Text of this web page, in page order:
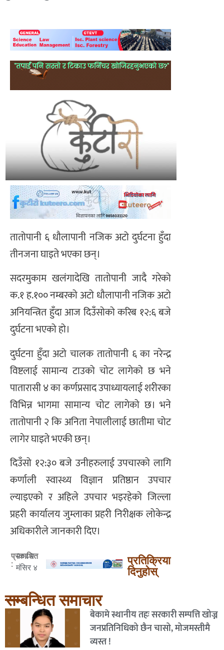
तातोपानी ६ धौलापानी नजिक अटो दुर्घटना हुँदा
तीनजना घाइते भएका छन्।
सदरमुकाम खलंगादेखि तातोपानी जादै गरेको
क.१ ह.१०० नम्बरको अटो धौलापानी नजिक अटो
अनियन्त्रित हुँदा आज दिउँसोको करिब १२:६ बजे
दुर्घटना भएको हो।
दुर्घटना हुँदा अटो चालक तातोपानी ६ का नरेन्द्र
विष्टलाई सामान्य टाउको चोट लागेको छ भने
पातारासी ४ का कर्णप्रसाद उपाध्यायलाई शरीरका
विभिन्न भागमा सामान्य चोट लागेको छ। भने
तातोपानी २ कि अनिता नेपालीलाई छातीमा चोट
लागेर घाइते भएकी छन्।
दिउँसो १२:३० बजे उनीहरुलाई उपचारको लागि
कर्णाली स्वास्थ्य विज्ञान प्रतिष्ठान उपचार
ल्याइएको र अहिले उपचार भइरहेको जिल्ला
प्रहरी कार्यालय जुम्लाका प्रहरी निरीक्षक लोकेन्द्र
अधिकारीले जानकारी दिए।
प्रकाशित
:
२०८२
मंसिर ४
प्रतिक्रिया
दिनुहोस्
सम्बन्धित समाचार
बेकामे स्थानीय तहः सरकारी सम्पत्ति खोज्न
जनप्रतिनिधिको छैन चासो, मोजमस्तीमै
व्यस्त !